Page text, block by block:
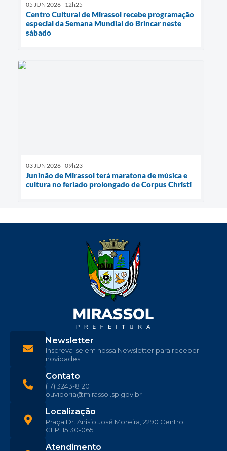
05 JUN 2026 - 12h25
Centro Cultural de Mirassol recebe programação
especial da Semana Mundial do Brincar neste
sábado
03 JUN 2026 - 09h23
Juninão de Mirassol terá maratona de música e
cultura no feriado prolongado de Corpus Christi
Localização
Praça Dr. Anisio José Moreira, 2290 Centro
CEP: 15130-065
Contato
(17) 3243-8120
ouvidoria@mirassol.sp.gov.br
Atendimento
Newsletter
Inscreva-se em nossa Newsletter para receber
novidades!